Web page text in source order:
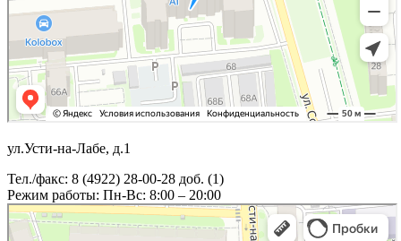
ул.Усти-на-Лабе, д.1
Тел./факс: 8 (4922) 28-00-28 доб. (1)
Режим работы: Пн-Вс: 8:00 – 20:00